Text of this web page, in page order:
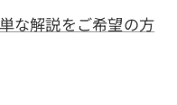
な解説をご希望の方